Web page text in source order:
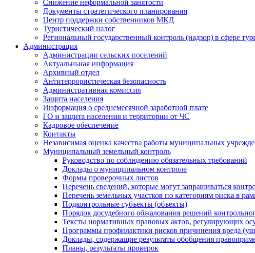
Снижение неформальной занятости
Документы стратегического планирования
Центр поддержки собственников МКД
Туристический налог
Региональный государственный контроль (надзор) в сфере
Администрация
Администрации сельских поселений
Актуальньная информация
Архивный отдел
Антитеррористическая безопасность
Административная комиссия
Защита населения
Информация о среднемесячной заработной плате
ГО и защита населения и территории от ЧС
Кадровое обеспечение
Контакты
Независимая оценка качества работы муниципальных
Муниципальный земельный контроль
Руководство по соблюдению обязательных требований
Доклады о муниципальном контроле
Формы проверочных листов
Перечень сведений, которые могут запрашиваться
Перечень земельных участков по категориям риска в
Подконтрольные субъекты (объекты)
Порядок досудебного обжалования решений
Тексты нормативных правовых актов, регулирующих
Программы профилактики рисков причинения вреда
Доклады, содержащие результаты обобщения
Планы, результаты проверок